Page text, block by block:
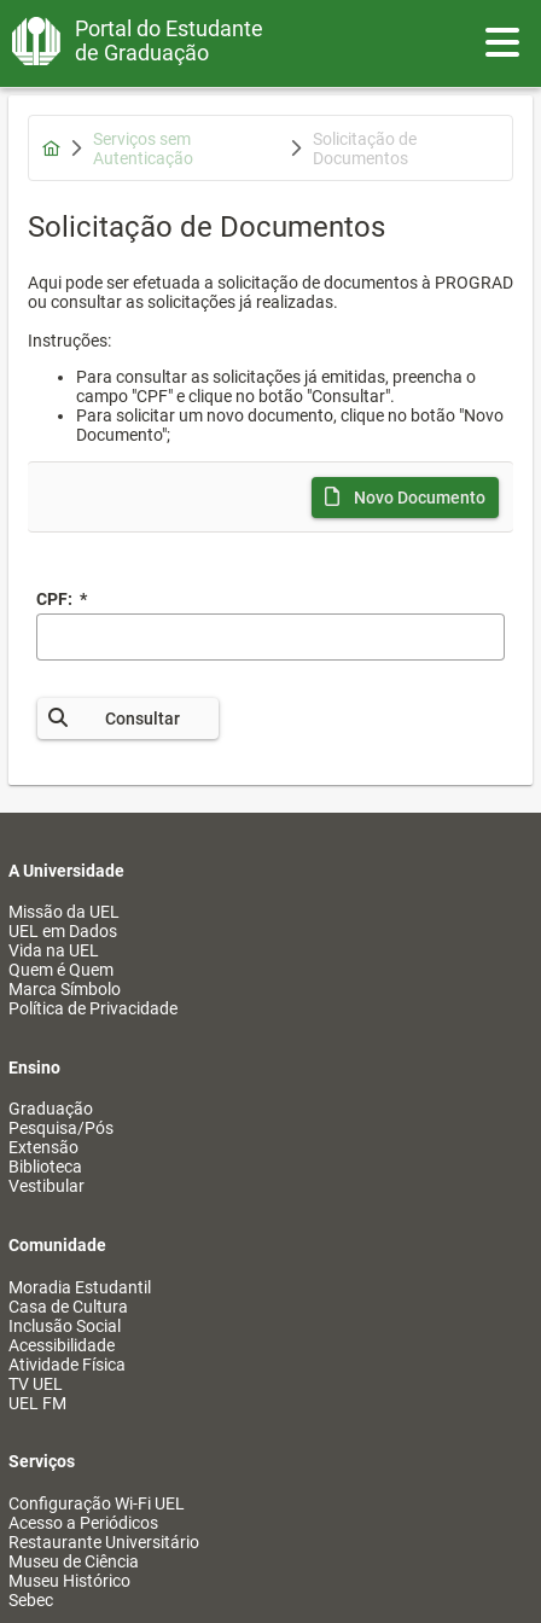
Portal do Estudante
de Graduação
Serviços sem
Autenticação
Solicitação de
Documentos
Solicitação de Documentos
Aqui pode ser efetuada a solicitação de documentos à PROGRAD
ou consultar as solicitações já realizadas.
Instruções:
Para consultar as solicitações já emitidas, preencha o
campo "CPF" e clique no botão "Consultar".
Para solicitar um novo documento, clique no botão "Novo
Documento";
Novo Documento
CPF: *
Consultar
A Universidade
Missão da UEL
UEL em Dados
Vida na UEL
Quem é Quem
Marca Símbolo
Política de Privacidade
Ensino
Graduação
Pesquisa/Pós
Extensão
Biblioteca
Vestibular
Comunidade
Moradia Estudantil
Casa de Cultura
Inclusão Social
Acessibilidade
Atividade Física
TV UEL
UEL FM
Serviços
Configuração Wi-Fi UEL
Acesso a Periódicos
Restaurante Universitário
Museu de Ciência
Museu Histórico
Sebec